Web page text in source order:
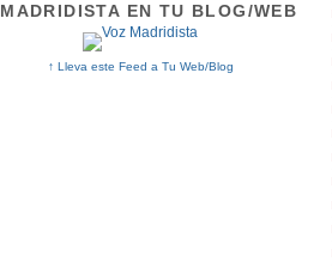
EN TU BLOG/WEB
↑ Lleva este Feed a Tu Web/Blog